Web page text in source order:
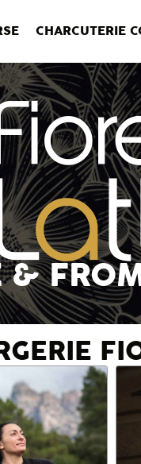
CHARCUTERIE
&